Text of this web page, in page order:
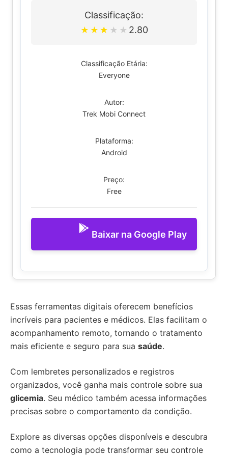
Classificação:
★ ★ ★ ★ ★ 2.80
Classificação Etária:
Everyone
Autor:
Trek Mobi Connect
Plataforma:
Android
Preço:
Free
Baixar na Google Play
Essas ferramentas digitais oferecem benefícios
incríveis para pacientes e médicos. Elas facilitam o
acompanhamento remoto, tornando o tratamento
mais eficiente e seguro para sua saúde.
Com lembretes personalizados e registros
organizados, você ganha mais controle sobre sua
glicemia. Seu médico também acessa informações
precisas sobre o comportamento da condição.
Explore as diversas opções disponíveis e descubra
como a tecnologia pode transformar seu controle